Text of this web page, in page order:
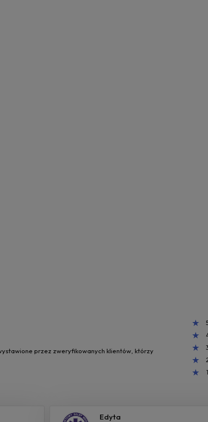
przez zweryfikowanych klientów, którzy
1
Edyta